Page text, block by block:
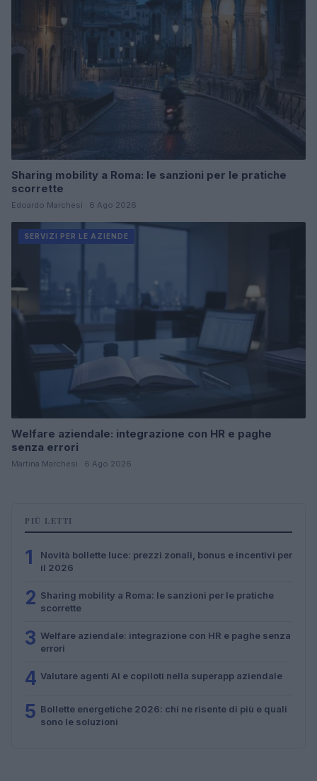
Sharing mobility a Roma: le sanzioni per le pratiche
scorrette
Edoardo Marchesi · 6 Ago 2026
SERVIZI PER LE AZIENDE
Welfare aziendale: integrazione con HR e paghe
senza errori
Martina Marchesi · 6 Ago 2026
PIÙ LETTI
1
Novità bollette luce: prezzi zonali, bonus e incentivi per
il 2026
2 Sharing mobility a Roma: le sanzioni per le pratiche
scorrette
3 Welfare aziendale: integrazione con HR e paghe senza
errori
4 Valutare agenti AI e copiloti nella superapp aziendale
5 Bollette energetiche 2026: chi ne risente di più e quali
sono le soluzioni